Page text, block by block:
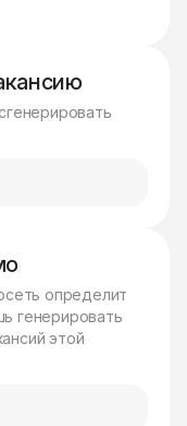
определит
генерировать
этой